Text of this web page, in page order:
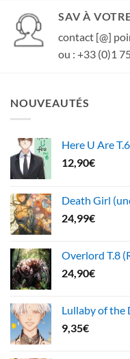
SAV À
contact [@]
ou : +33 (0)1
NOUVEAUTÉS
Here U Are
12,90€
Death Girl
24,99€
Overlord T.8
24,90€
Lullaby of the
9,35€